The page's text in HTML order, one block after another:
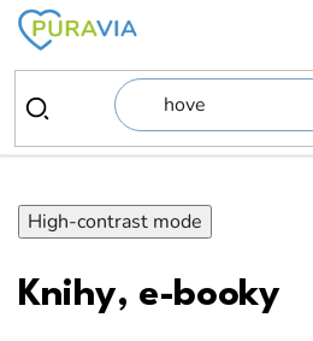
Přejít
obsah
High-contrast mode
Knihy, e-booky